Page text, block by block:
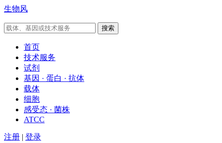
生物风
首页
技术服务
试剂
基因 · 蛋白 · 抗体
载体
细胞
感受态 · 菌株
ATCC
注册 | 登录